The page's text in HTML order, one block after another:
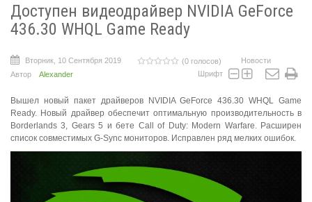
Доступен видеодрайвер NVIDIA GeForce
436.30 WHQL Game Ready
Вторник, 10 Сентября 2019 (0 голосов)
Новости
Автор
Alexander Шрифт
Вышел новый пакет драйверов NVIDIA GeForce 436.30 WHQL Game
Ready. Новый драйвер обеспечит оптимальную производительность в
Borderlands 3, Gears 5 и бете Call of Duty: Modern Warfare. Расширен
список совместимых G-Sync мониторов. Исправлен ряд мелких ошибок.